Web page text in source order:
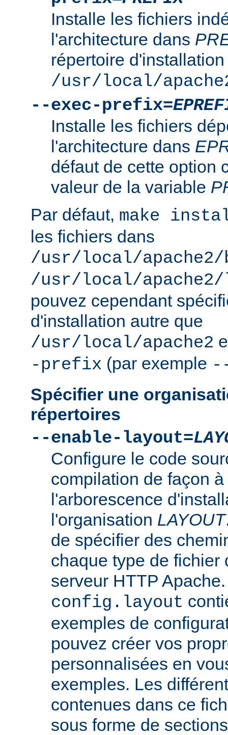
Installe les fichiers
l'architecture dans
répertoire
/usr/local/
--exec-prefix=
Installe les fichiers
l'architecture dans
défaut de cette option
valeur de la variable
Par défaut, make
les fichiers dans
/usr/local/
/usr/local/
pouvez cependant
d'installation autre que
/usr/local/apache2
-prefix (par exemple
Spécifier une
répertoires
--enable-layout=
Configure le code
compilation de façon
l'arborescence
l'organisation LAYOUT
de spécifier des
chaque type de fichier
serveur HTTP
config.layout
exemples de
pouvez créer vos
personnalisées en
exemples. Les
contenues dans ce
sous forme de